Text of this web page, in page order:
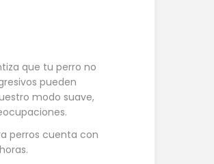
que tu perro no
pueden
modo suave,
perros cuenta con